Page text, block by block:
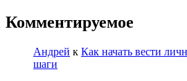
Комментируемое
Андрей к Как начать вести
шаги